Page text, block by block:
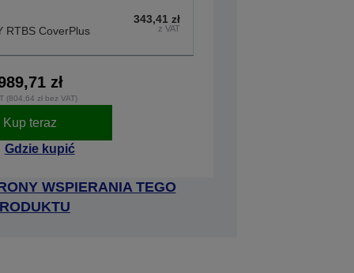
RTBS CoverPlus
343,41 zł
z VAT
zł
(804,64 zł bez VAT)
Kup teraz
Gdzie kupić
WSPIERANIA TEGO